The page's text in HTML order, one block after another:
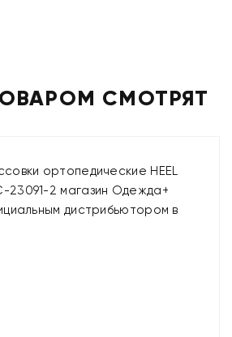
СМОТРЯТ